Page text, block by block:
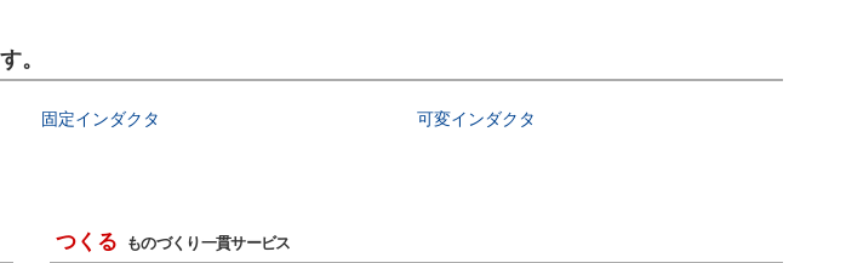
。
固定インダクタ
可変インダクタ
つくる ものづくり一貫サービス